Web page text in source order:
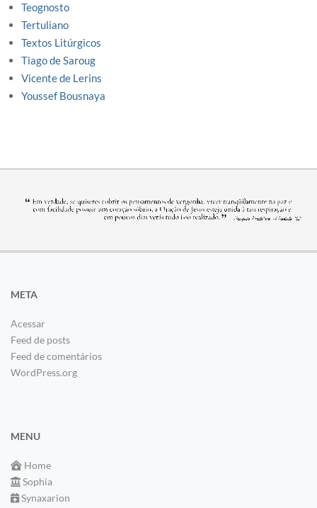
Teognosto
Tertuliano
Textos Litúrgicos
Tiago de Saroug
Vicente de Lerins
Youssef Bousnaya
META
Acessar
Feed de posts
Feed de comentários
WordPress.org
MENU
Home
Sophia
Synaxarion